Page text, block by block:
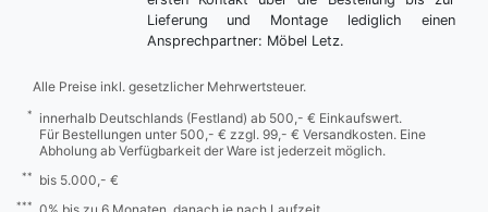
Lieferung und Montage lediglich einen
Ansprechpartner: Möbel Letz.
Alle Preise inkl. gesetzlicher Mehrwertsteuer.
*
innerhalb Deutschlands (Festland) ab 500,- € Einkaufswert.
Für Bestellungen unter 500,- € zzgl. 99,- € Versandkosten. Eine
Abholung ab Verfügbarkeit der Ware ist jederzeit möglich.
** bis 5.000,- €
*** 0% bis zu 6 Monaten, danach je nach Laufzeit